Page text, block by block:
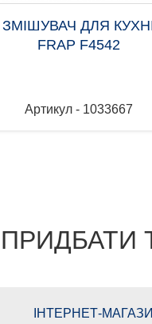
ЗМІШУВАЧ ДЛЯ
FRAP F4542
Артикул - 1033667
ПРИДБАТИ
ІНТЕРНЕТ-